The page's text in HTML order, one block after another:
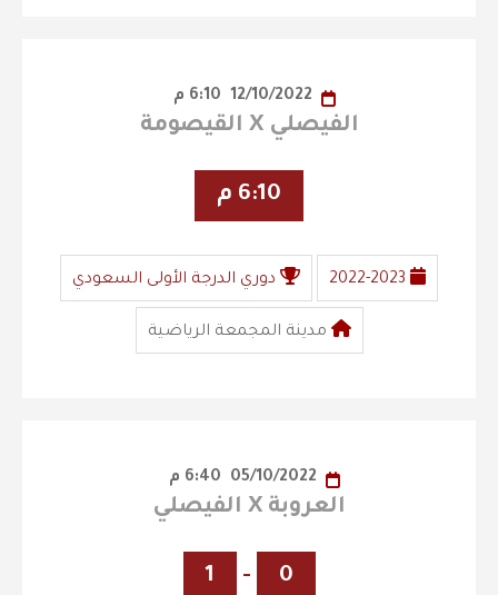
الفيصلي X القيصومة
6:10 م
2022-2023 دوري الدرجة الأولى السعودي
مدينة المجمعة الرياضية
العروبة X الفيصلي
0
-
1